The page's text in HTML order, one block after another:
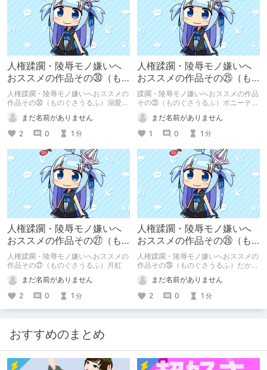
人権蹂躙・陵辱モノ嫌いへ
おススメの作品その㉚（も
のぐさうるふ）溺愛ロジッ
ク
人権蹂躙・陵辱モノ嫌いへおススメの
作品その㉚（ものぐさうるふ）溺愛ロ
ジック
まだ名前がありません
2
0 1 分
人権蹂躙・陵辱モノ嫌いへ
おススメの作品その㉕（も
のぐさうるふ）ポニーテー
ルはいじっぱり
蹂躙・陵辱モノ嫌いへおススメの作品
その㉕（ものぐさうるふ）ポニーテー
ルはいじっぱり
まだ名前がありません
1
0 1 分
人権蹂躙・陵辱モノ嫌いへ
おススメの作品その㉗（も
のぐさうるふ）月虹
人権蹂躙・陵辱モノ嫌いへおススメの
作品その㉗（ものぐさうるふ）月虹
まだ名前がありません
2
0 1 分
人権蹂躙・陵辱モノ嫌いへ
おススメの作品その㉘（も
のぐさうるふ）だから僕た
ちは恋をする
人権蹂躙・陵辱モノ嫌いへおススメの
作品その㉘（ものぐさうるふ）だから
まだ名前がありません
2
0 1 分
おすすめのまとめ